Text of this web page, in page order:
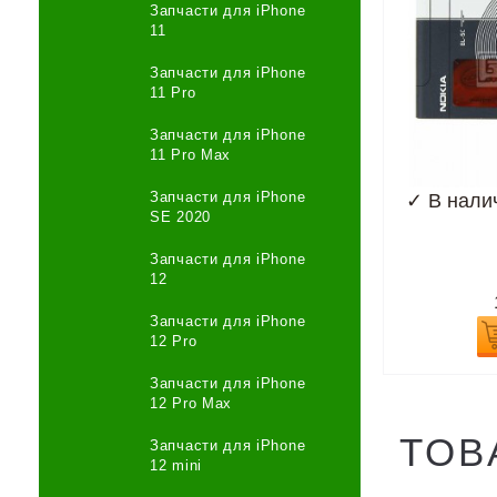
Запчасти для iPhone
11
Запчасти для iPhone
11 Pro
Запчасти для iPhone
11 Pro Max
Запчасти для iPhone
SE 2020
Запчасти для iPhone
12
Запчасти для iPhone
12 Pro
Запчасти для iPhone
12 Pro Max
Запчасти для iPhone
12 mini
✓ В